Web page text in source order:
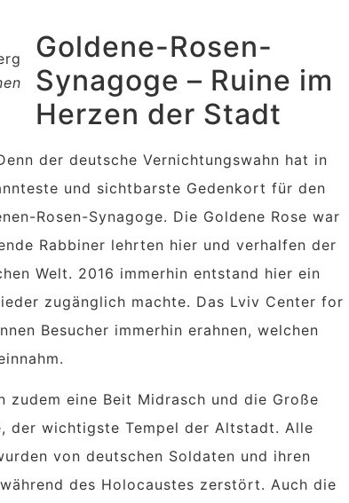
Goldene-Rosen-
Synagoge – Ruine im
Herzen der Stadt
der deutsche Vernichtungswahn hat in
und sichtbarste Gedenkort für den
Rosen-Synagoge. Die Goldene Rose war
Rabbiner lehrten hier und verhalfen der
Welt. 2016 immerhin entstand hier ein
zugänglich machte. Das Lviv Center for
Besucher immerhin erahnen, welchen
zudem eine Beit Midrasch und die Große
der wichtigste Tempel der Altstadt. Alle
von deutschen Soldaten und ihren
des Holocaustes zerstört. Auch die